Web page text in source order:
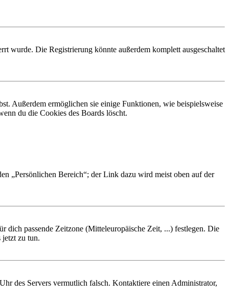
wurde. Die Registrierung könnte außerdem komplett ausgeschaltet
Außerdem ermöglichen sie einige Funktionen, wie beispielsweise
du die Cookies des Boards löscht.
„Persönlichen Bereich“; der Link dazu wird meist oben auf der
dich passende Zeitzone (Mitteleuropäische Zeit, ...) festlegen. Die
jetzt zu tun.
des Servers vermutlich falsch. Kontaktiere einen Administrator,